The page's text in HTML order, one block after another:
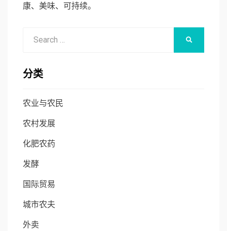
康、美味、可持续。
分类
农业与农民
农村发展
化肥农药
发酵
国际贸易
城市农夫
外卖